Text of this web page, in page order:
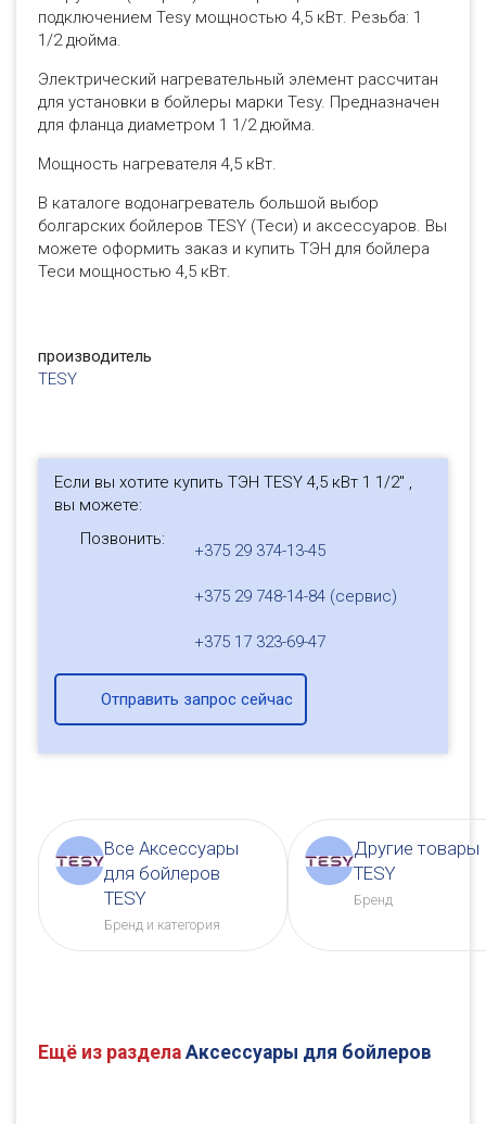
подключением Tesy мощностью 4,5 кВт. Резьба: 1
1/2 дюйма.
Электрический нагревательный элемент рассчитан
для установки в бойлеры марки Tesy. Предназначен
для фланца диаметром 1 1/2 дюйма.
Мощность нагревателя 4,5 кВт.
В каталоге водонагреватель большой выбор
болгарских бойлеров TESY (Теси) и аксессуаров. Вы
можете оформить заказ и купить ТЭН для бойлера
Теси мощностью 4,5 кВт.
производитель
TESY
Если вы хотите купить ТЭН TESY 4,5 кВт 1 1/2" ,
вы можете:
Позвонить:
+375 29 374-13-45
+375 29 748-14-84 (сервис)
+375 17 323-69-47
Отправить запрос сейчас
Все Аксессуары
для бойлеров
TESY
Бренд и категория
Другие товары
TESY
Бренд
Ещё из раздела Аксессуары для бойлеров